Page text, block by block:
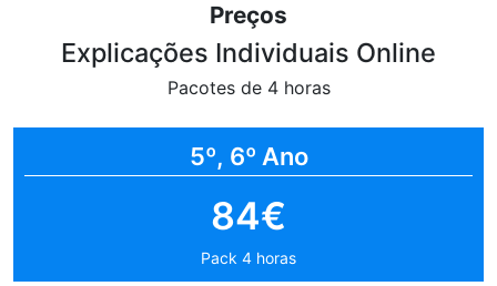
Preços
Explicações Individuais Online
Pacotes de 4 horas
5º, 6º Ano
84€
Pack 4 horas